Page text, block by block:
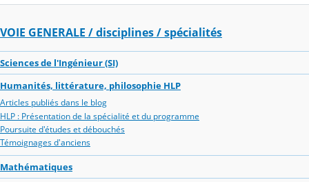
VOIE GENERALE / disciplines / spécialités
Sciences de l'Ingénieur (SI)
Humanités, littérature, philosophie HLP
Articles publiés dans le blog
HLP : Présentation de la spécialité et du programme
Poursuite d'études et débouchés
Témoignages d'anciens
Mathématiques